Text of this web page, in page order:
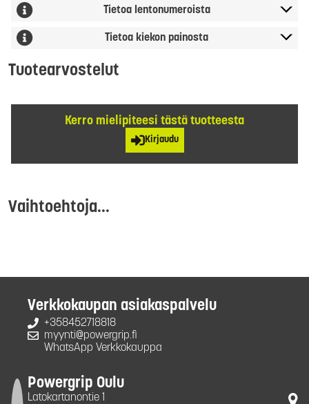
Tietoa lentonumeroista
Tietoa kiekon painosta
Tuotearvostelut
Kerro mielipiteesi tästä tuotteesta
Kirjaudu
Vaihtoehtoja...
Verkkokaupan asiakaspalvelu
+358452718818
myynti@powergrip.fi
WhatsApp Verkkokauppa
Powergrip Oulu
Latokartanontie 1